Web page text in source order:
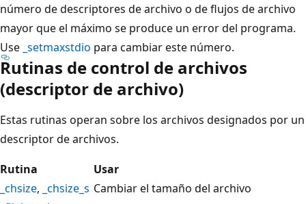
número de descriptores de archivo o de flujos de archivo
mayor que el máximo se produce un error del programa.
Use _setmaxstdio para cambiar este número.
Rutinas de control de archivos
(descriptor de archivo)
Estas rutinas operan sobre los archivos designados por un
descriptor de archivos.
Rutina
Usar
_chsize, _chsize_s Cambiar el tamaño del archivo